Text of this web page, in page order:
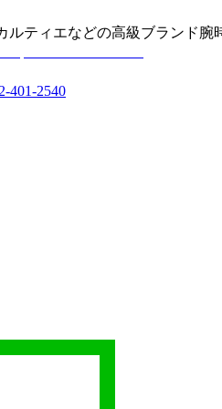
ティエなどの高級ブランド
401-2540